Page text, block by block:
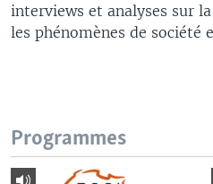
interviews et analyses sur
les phénomènes de société
Programmes